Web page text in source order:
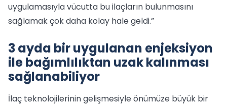
uygulamasıyla vücutta bu ilaçların bulunmasını
sağlamak çok daha kolay hale geldi.”
3 ayda bir uygulanan enjeksiyon
ile bağımlılıktan uzak kalınması
sağlanabiliyor
İlaç teknolojilerinin gelişmesiyle önümüze büyük bir